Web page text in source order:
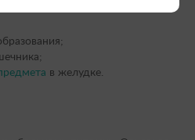
в желудке.